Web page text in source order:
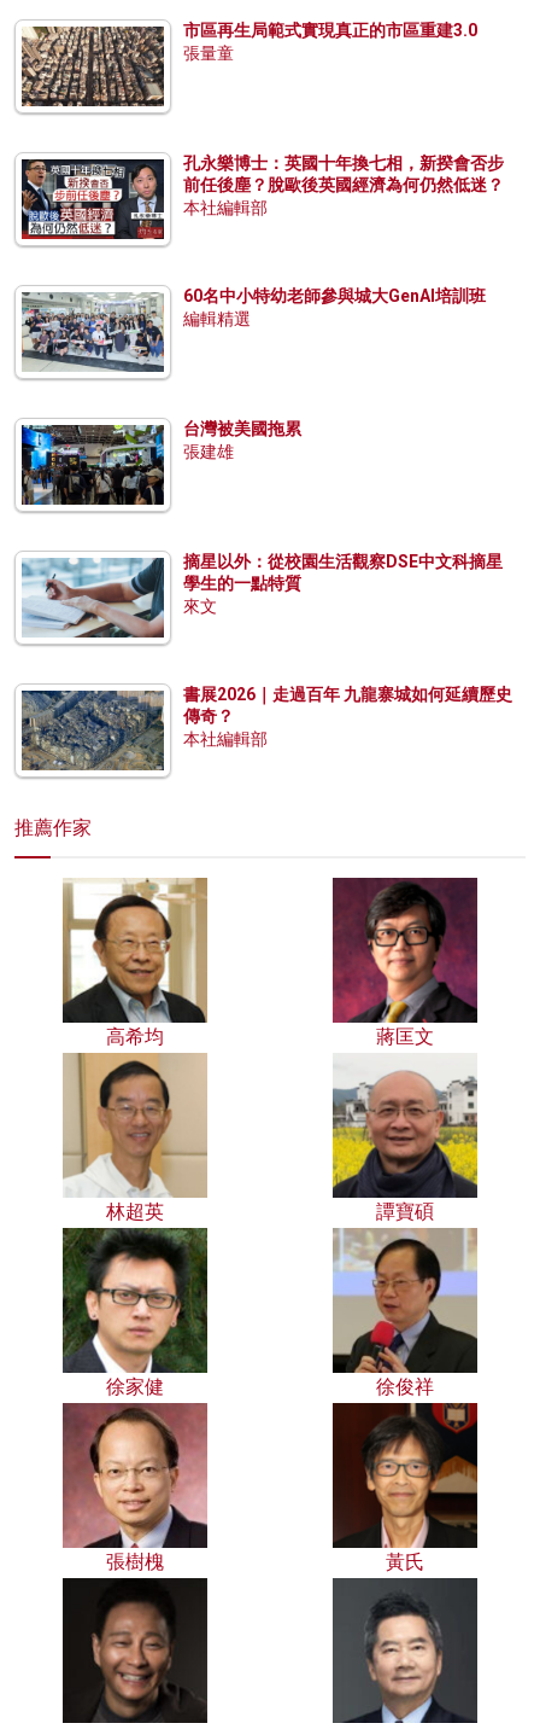
市區再生局範式實現真正的市區重建3.0
張量童
孔永樂博士：英國十年換七相，新揆會否步
前任後塵？脫歐後英國經濟為何仍然低迷？
本社編輯部
60名中小特幼老師參與城大GenAI培訓班
編輯精選
台灣被美國拖累
張建雄
摘星以外：從校園生活觀察DSE中文科摘星
學生的一點特質
來文
書展2026｜走過百年 九龍寨城如何延續歷史
傳奇？
本社編輯部
推薦作家
高希均 蔣匡文
林超英 譚寶碩
徐家健 徐俊祥
張樹槐 黃氏